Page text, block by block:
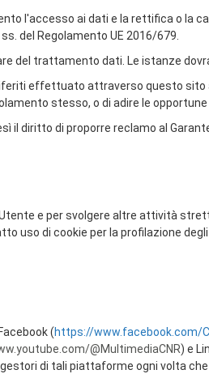
l'accesso ai dati e la rettifica o la
del Regolamento UE 2016/679.
del trattamento dati. Le istanze
effettuato attraverso questo sito
stesso, o di adire le
diritto di proporre reclamo al
e per svolgere altre attività
uso di cookie per la profilazione
(https://www.facebook.com/
@MultimediaCNR) e
di tali piattaforme ogni volta